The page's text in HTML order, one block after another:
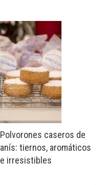
Polvorones caseros de
anís: tiernos, aromáticos
e irresistibles